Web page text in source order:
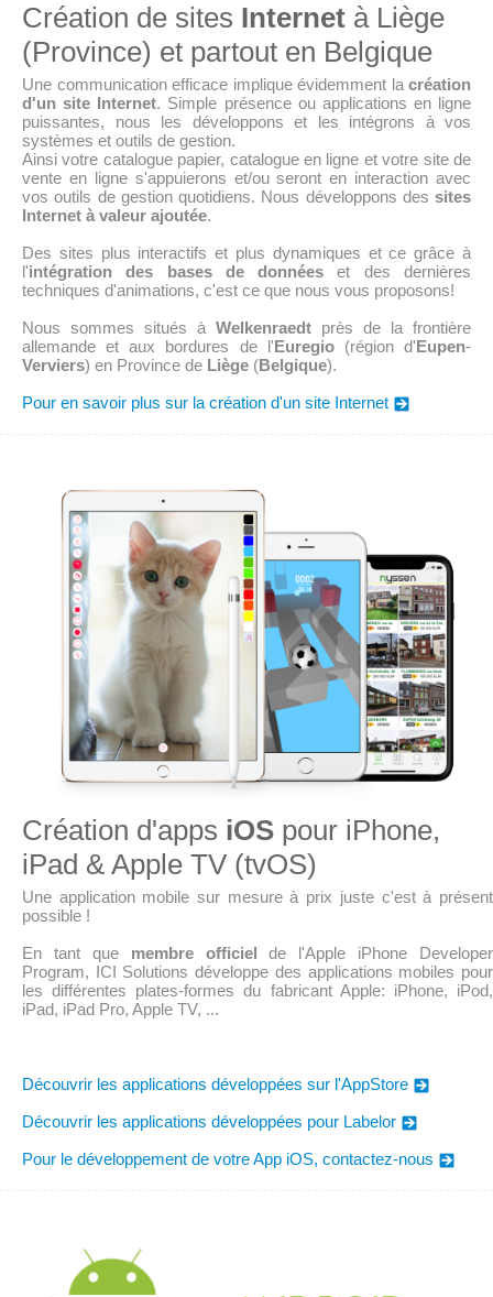
Création de sites Internet à Liège
(Province) et partout en Belgique
Une communication efficace implique évidemment la création
d'un site Internet. Simple présence ou applications en ligne
puissantes, nous les développons et les intégrons à vos
systèmes et outils de gestion.
Ainsi votre catalogue papier, catalogue en ligne et votre site de
vente en ligne s'appuierons et/ou seront en interaction avec
vos outils de gestion quotidiens. Nous développons des sites
Internet à valeur ajoutée.
Des sites plus interactifs et plus dynamiques et ce grâce à
l'intégration des bases de données et des dernières
techniques d'animations, c'est ce que nous vous proposons!
Nous sommes situés à Welkenraedt près de la frontière
allemande et aux bordures de l'Euregio(région d'Eupen-
Verviers) en Province de Liège (Belgique).
Pour en savoir plus sur la création d'un site Internet
Création d'apps iOS pour iPhone,
iPad & Apple TV (tvOS)
Une application mobile sur mesure à prix juste c'est à présent
possible !
En tant que membre officiel de l'Apple iPhone Developer
Program, ICI Solutions développe des applications mobiles pour
les différentes plates-formes du fabricant Apple: iPhone, iPod,
iPad, iPad Pro, Apple TV, ...
Découvrir les applications développées sur l'AppStore
Découvrir les applications développées pour Labelor
Pour le développement de votre App iOS, contactez-nous